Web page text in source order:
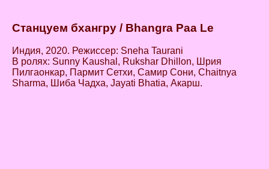
Станцуем бхангру / Bhangra Paa Le
Индия, 2020. Режиссер: Sneha Taurani
В ролях: Sunny Kaushal, Rukshar Dhillon, Шрия
Пилгаонкар, Пармит Сетхи, Самир Сони, Chaitnya
Sharma, Шиба Чадха, Jayati Bhatia, Акарш.